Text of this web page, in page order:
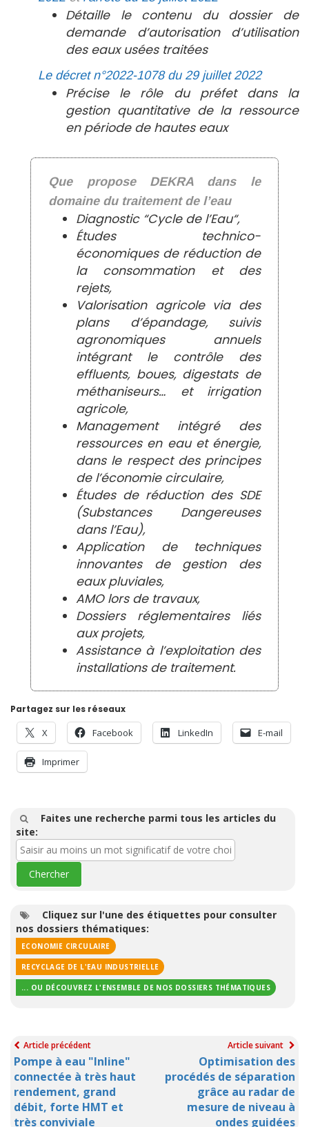
Détaille le contenu du dossier de
demande d’autorisation d’utilisation
des eaux usées traitées
Le décret n°2022-1078 du 29 juillet 2022
Précise le rôle du préfet dans la
gestion quantitative de la ressource
en période de hautes eaux
Que propose DEKRA dans le
domaine du traitement de l’eau
Diagnostic “Cycle de l’Eau“,
Études technico-
économiques de réduction de
la consommation et des
rejets,
Valorisation agricole via des
plans d’épandage, suivis
agronomiques annuels
intégrant le contrôle des
effluents, boues, digestats de
méthaniseurs… et irrigation
agricole,
Management intégré des
ressources en eau et énergie,
dans le respect des principes
de l’économie circulaire,
Études de réduction des SDE
(Substances Dangereuses
dans l’Eau),
Application de techniques
innovantes de gestion des
eaux pluviales,
AMO lors de travaux,
Dossiers réglementaires liés
aux projets,
Assistance à l’exploitation des
installations de traitement.
Partagez sur les réseaux
X Facebook LinkedIn E-mail
Imprimer
Faites une recherche parmi tous les articles du
site:
Cliquez sur l'une des étiquettes pour consulter
nos dossiers thématiques:
ECONOMIE CIRCULAIRE
RECYCLAGE DE L'EAU INDUSTRIELLE
... OU DÉCOUVREZ L'ENSEMBLE DE NOS DOSSIERS THÉMATIQUES
Article précédent
Pompe à eau "Inline"
connectée à très haut
rendement, grand
débit, forte HMT et
très conviviale
Article suivant
Optimisation des
procédés de séparation
grâce au radar de
mesure de niveau à
ondes guidées